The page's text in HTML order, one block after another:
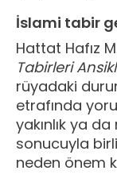
İslami tabir
Hattat Hafız
Tabirleri
rüyadaki
etrafında
yakınlık ya
sonucuyla
neden önem